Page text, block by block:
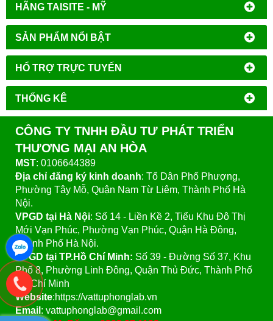
HÃNG TAISITE - MỸ
SẢN PHẨM NỔI BẬT
HỔ TRỢ TRỰC TUYẾN
THỐNG KÊ
CÔNG TY TNHH ĐẦU TƯ PHÁT TRIỂN
THƯƠNG MẠI AN HÒA
MST: 0106644389
Địa chỉ đăng ký kinh doanh: Tổ Dân Phố Phượng,
Phường Tây Mỗ, Quận Nam Từ Liêm, Thành Phố Hà
Nội.
VPGD tại Hà Nội: Số 14 - Liền Kề 2, Tiểu Khu Đô Thị
Mới Vạn Phúc, Phường Vạn Phúc, Quận Hà Đông,
Thành Phố Hà Nội.
VPGD tại TP.Hồ Chí Minh: Số 39 - Đường Số 37, Khu
Phố 8, Phường Linh Đông, Quận Thủ Đức, Thành Phố
Hồ Chí Minh
Website:https://vattuphonglab.vn
Email : vattuphonglab@gmail.com